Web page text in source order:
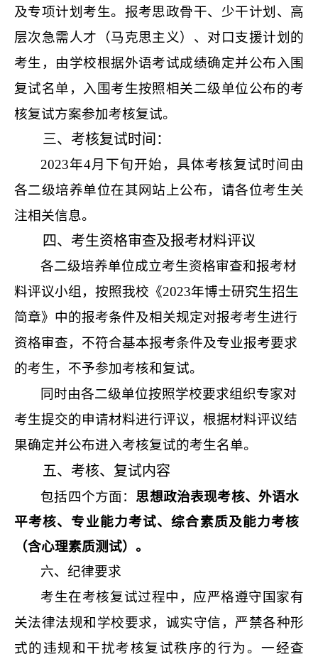
及专项计划考生。报考思政骨干、少干计划、高
层次急需人才（马克思主义）、对口支援计划的
考生，由学校根据外语考试成绩确定并公布入围
复试名单，入围考生按照相关二级单位公布的考
核复试方案参加考核复试。
三、考核复试时间：
2023年4月下旬开始，具体考核复试时间由
各二级培养单位在其网站上公布，请各位考生关
注相关信息。
四、考生资格审查及报考材料评议
各二级培养单位成立考生资格审查和报考材
料评议小组，按照我校《2023年博士研究生招生
简章》中的报考条件及相关规定对报考考生进行
资格审查，不符合基本报考条件及专业报考要求
的考生，不予参加考核和复试。
同时由各二级单位按照学校要求组织专家对
考生提交的申请材料进行评议，根据材料评议结
果确定并公布进入考核复试的考生名单。
五、考核、复试内容
包括四个方面： 思想政治表现考核、外语水
平考核、专业能力考试、综合素质及能力考核
（含心理素质测试）。
六、纪律要求
考生在考核复试过程中，应严格遵守国家有
关法律法规和学校要求，诚实守信，严禁各种形
式的违规和干扰考核复试秩序的行为。一经查